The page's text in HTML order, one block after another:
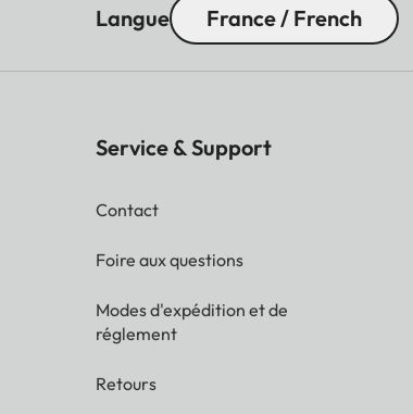
Langue France / French
Service & Support
Contact
Foire aux questions
Modes d'expédition et de
réglement
Retours